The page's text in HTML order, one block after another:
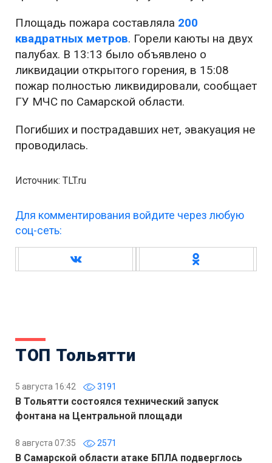
Площадь пожара составляла 200
квадратных метров. Горели каюты на двух
палубах. В 13:13 было объявлено о
ликвидации открытого горения, в 15:08
пожар полностью ликвидировали, сообщает
ГУ МЧС по Самарской области.
Погибших и пострадавших нет, эвакуация не
проводилась.
Источник: TLT.ru
Для комментирования войдите через любую
соц-сеть:
ТОП Тольятти
5 августа 16:42 3191
В Тольятти состоялся технический запуск
фонтана на Центральной площади
8 августа 07:35 2571
В Самарской области атаке БПЛА подверглось